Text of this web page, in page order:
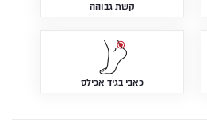
קשת גבוהה
כאבי בגיד אכילס